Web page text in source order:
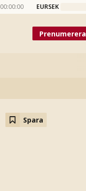
00:00:00 EURSEK
Prenumerera
Spara